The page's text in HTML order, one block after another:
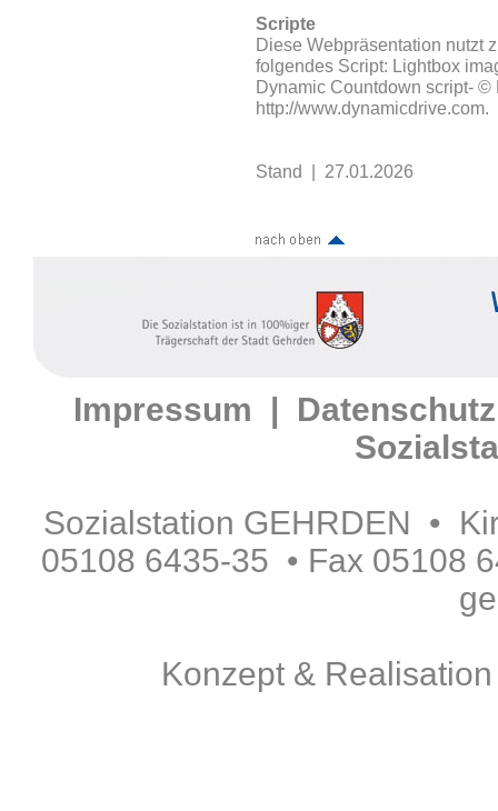
Scripte
Diese Webpräsentation nutzt
folgendes Script: Lightbox
Dynamic Countdown script- ©
http://www.dynamicdrive.com.
Stand | 27.01.2026
Impressum | Datenschutz
Sozialstation GEHRDEN •
05108 6435-35 • Fax 05108
Konzept &